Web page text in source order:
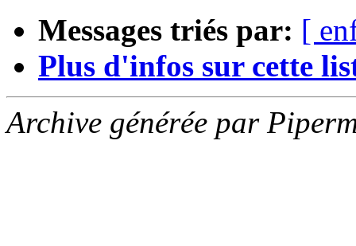
Messages triés par: [
Plus d'infos sur cette
Archive générée par